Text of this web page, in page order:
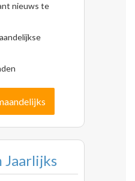
nieuws te
Jaarlijks